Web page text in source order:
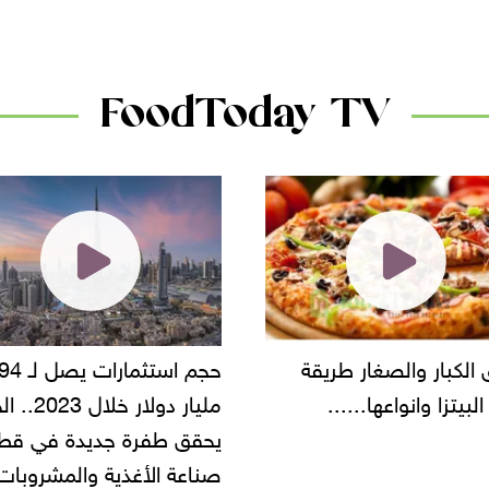
FoodToday TV
حجم استثمارات يصل لـ 94
"أمن القاهرة" يضبط
شركة مطاعم استولى على
أموال المواطنين بزعم